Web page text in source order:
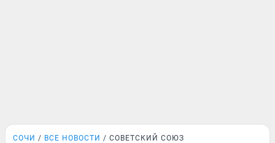
СОЧИ ВСЕ НОВОСТИ СОВЕТСКИЙ СОЮЗ